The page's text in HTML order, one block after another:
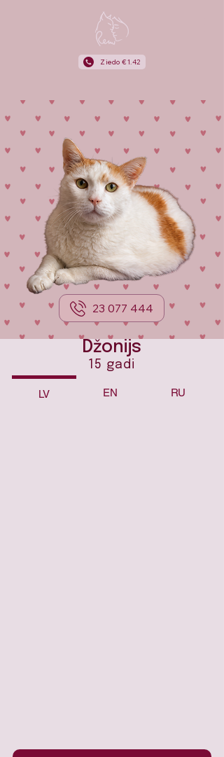
Ziedo €1.42
LV EN RU
23 077 444
Džonijs
15 gadi